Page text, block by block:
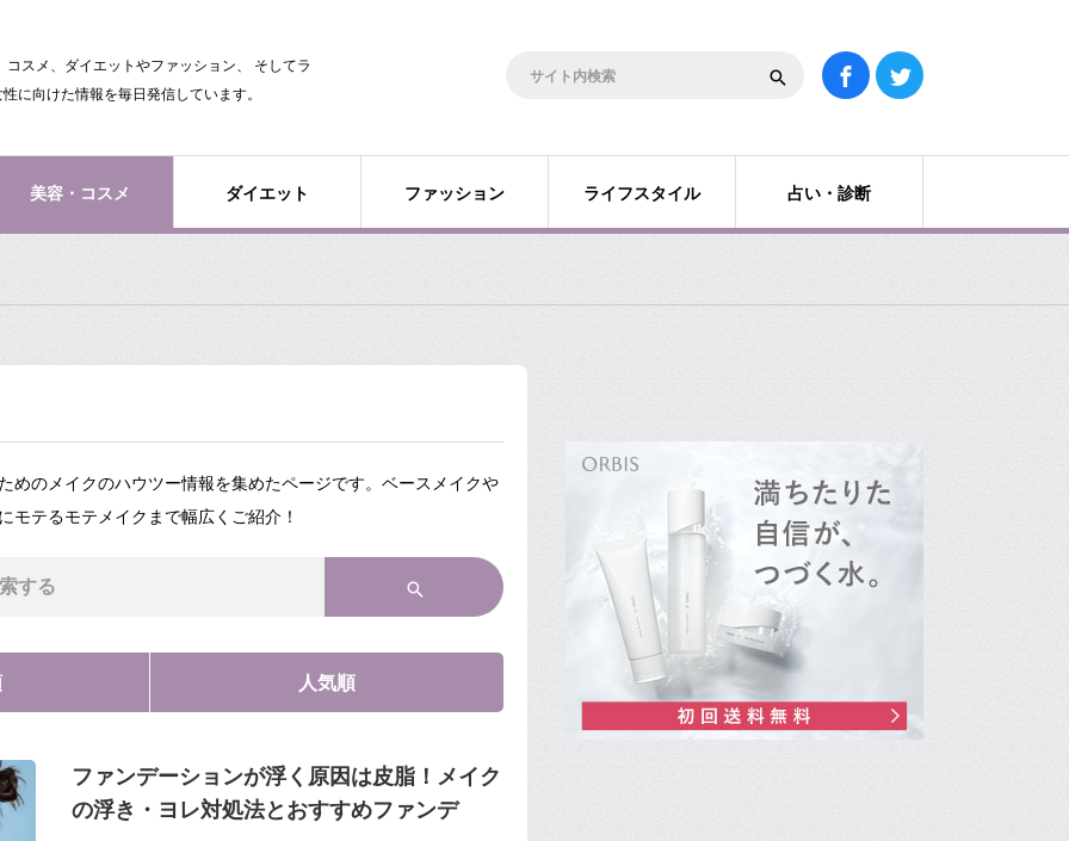
スメ、ダイエットやファッション、 そしてラ
に向けた情報を毎日発信しています。
美容・コスメ ダイエット ファッション ライフスタイル 占い・診断
めのメイクのハウツー情報を集めたページです。ベースメイクや
モテるモテメイクまで幅広くご紹介！
人気順
ファンデーションが浮く原因は皮脂！メイク
の浮き・ヨレ対処法とおすすめファンデ